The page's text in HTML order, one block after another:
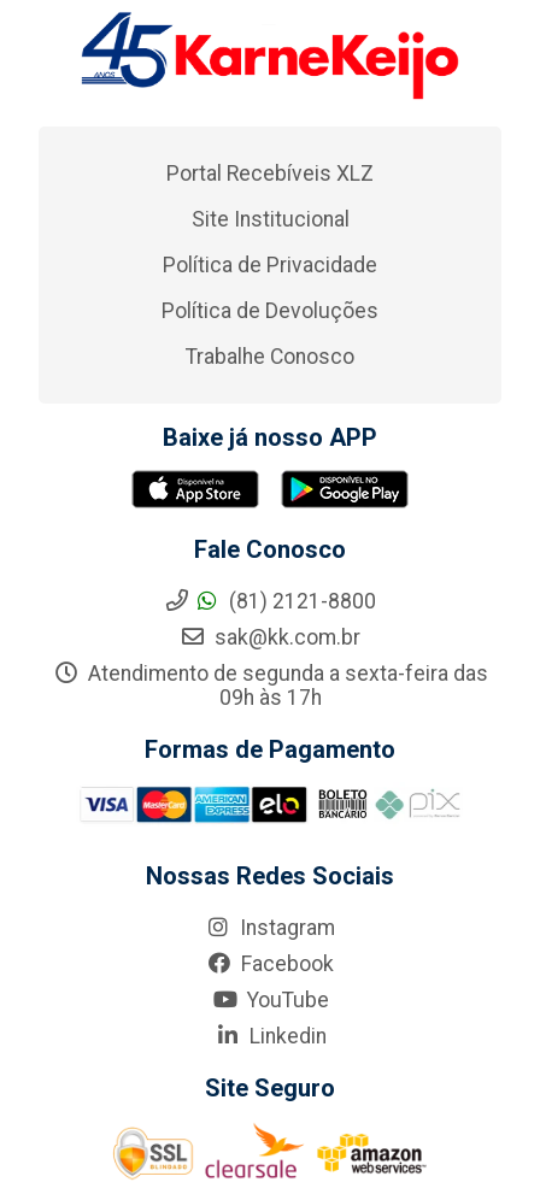
Portal Recebíveis XLZ
Site Institucional
Política de Privacidade
Política de Devoluções
Trabalhe Conosco
Baixe já nosso APP
Fale Conosco
(81) 2121-8800
sak@kk.com.br
Atendimento de segunda a sexta-feira das
09h às 17h
Formas de Pagamento
Nossas Redes Sociais
Instagram
Facebook
YouTube
Linkedin
Site Seguro